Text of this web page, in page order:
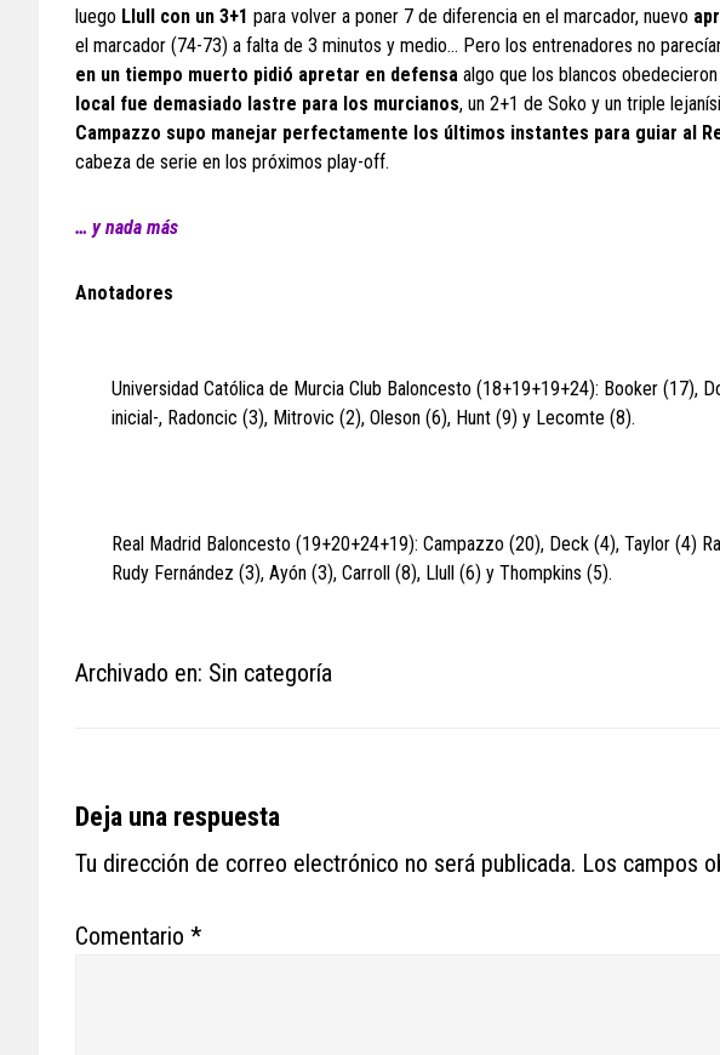
luego Llull con un 3+1 para volver a poner 7 de diferencia en el marcador, nuevo
el marcador (74-73) a falta de 3 minutos y medio… Pero los entrenadores no
en un tiempo muerto pidió apretar en defensa algo que los blancos
local fue demasiado lastre para los murcianos, un 2+1 de Soko y un triple
Campazzo supo manejar perfectamente los últimos instantes para guiar al
cabeza de serie en los próximos play-off.
… y nada más
Anotadores
Universidad Católica de Murcia Club Baloncesto (18+19+19+24): Booker (17),
inicial-, Radoncic (3), Mitrovic (2), Oleson (6), Hunt (9) y Lecomte (8).
Real Madrid Baloncesto (19+20+24+19): Campazzo (20), Deck (4), Taylor (4)
Rudy Fernández (3), Ayón (3), Carroll (8), Llull (6) y Thompkins (5).
Archivado en: Sin categoría
Reader
Interactions
Deja una respuesta
Tu dirección de correo electrónico no será publicada. Los campos
Comentario *